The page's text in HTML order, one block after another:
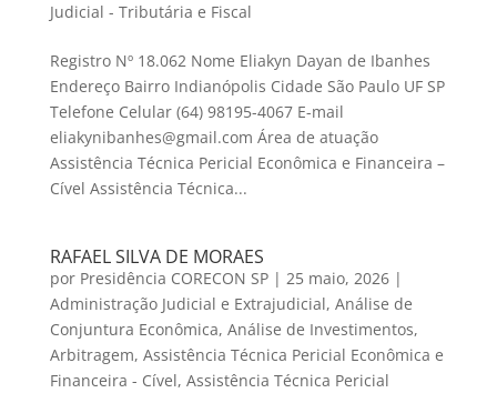
Judicial - Tributária e Fiscal
Registro Nº 18.062 Nome Eliakyn Dayan de Ibanhes
Endereço Bairro Indianópolis Cidade São Paulo UF SP
Telefone Celular (64) 98195-4067 E-mail
eliakynibanhes@gmail.com Área de atuação
Assistência Técnica Pericial Econômica e Financeira –
Cível Assistência Técnica...
RAFAEL SILVA DE MORAES
por Presidência CORECON SP| 25 maio, 2026|
Administração Judicial e Extrajudicial, Análise de
Conjuntura Econômica, Análise de Investimentos,
Arbitragem, Assistência Técnica Pericial Econômica e
Financeira - Cível, Assistência Técnica Pericial